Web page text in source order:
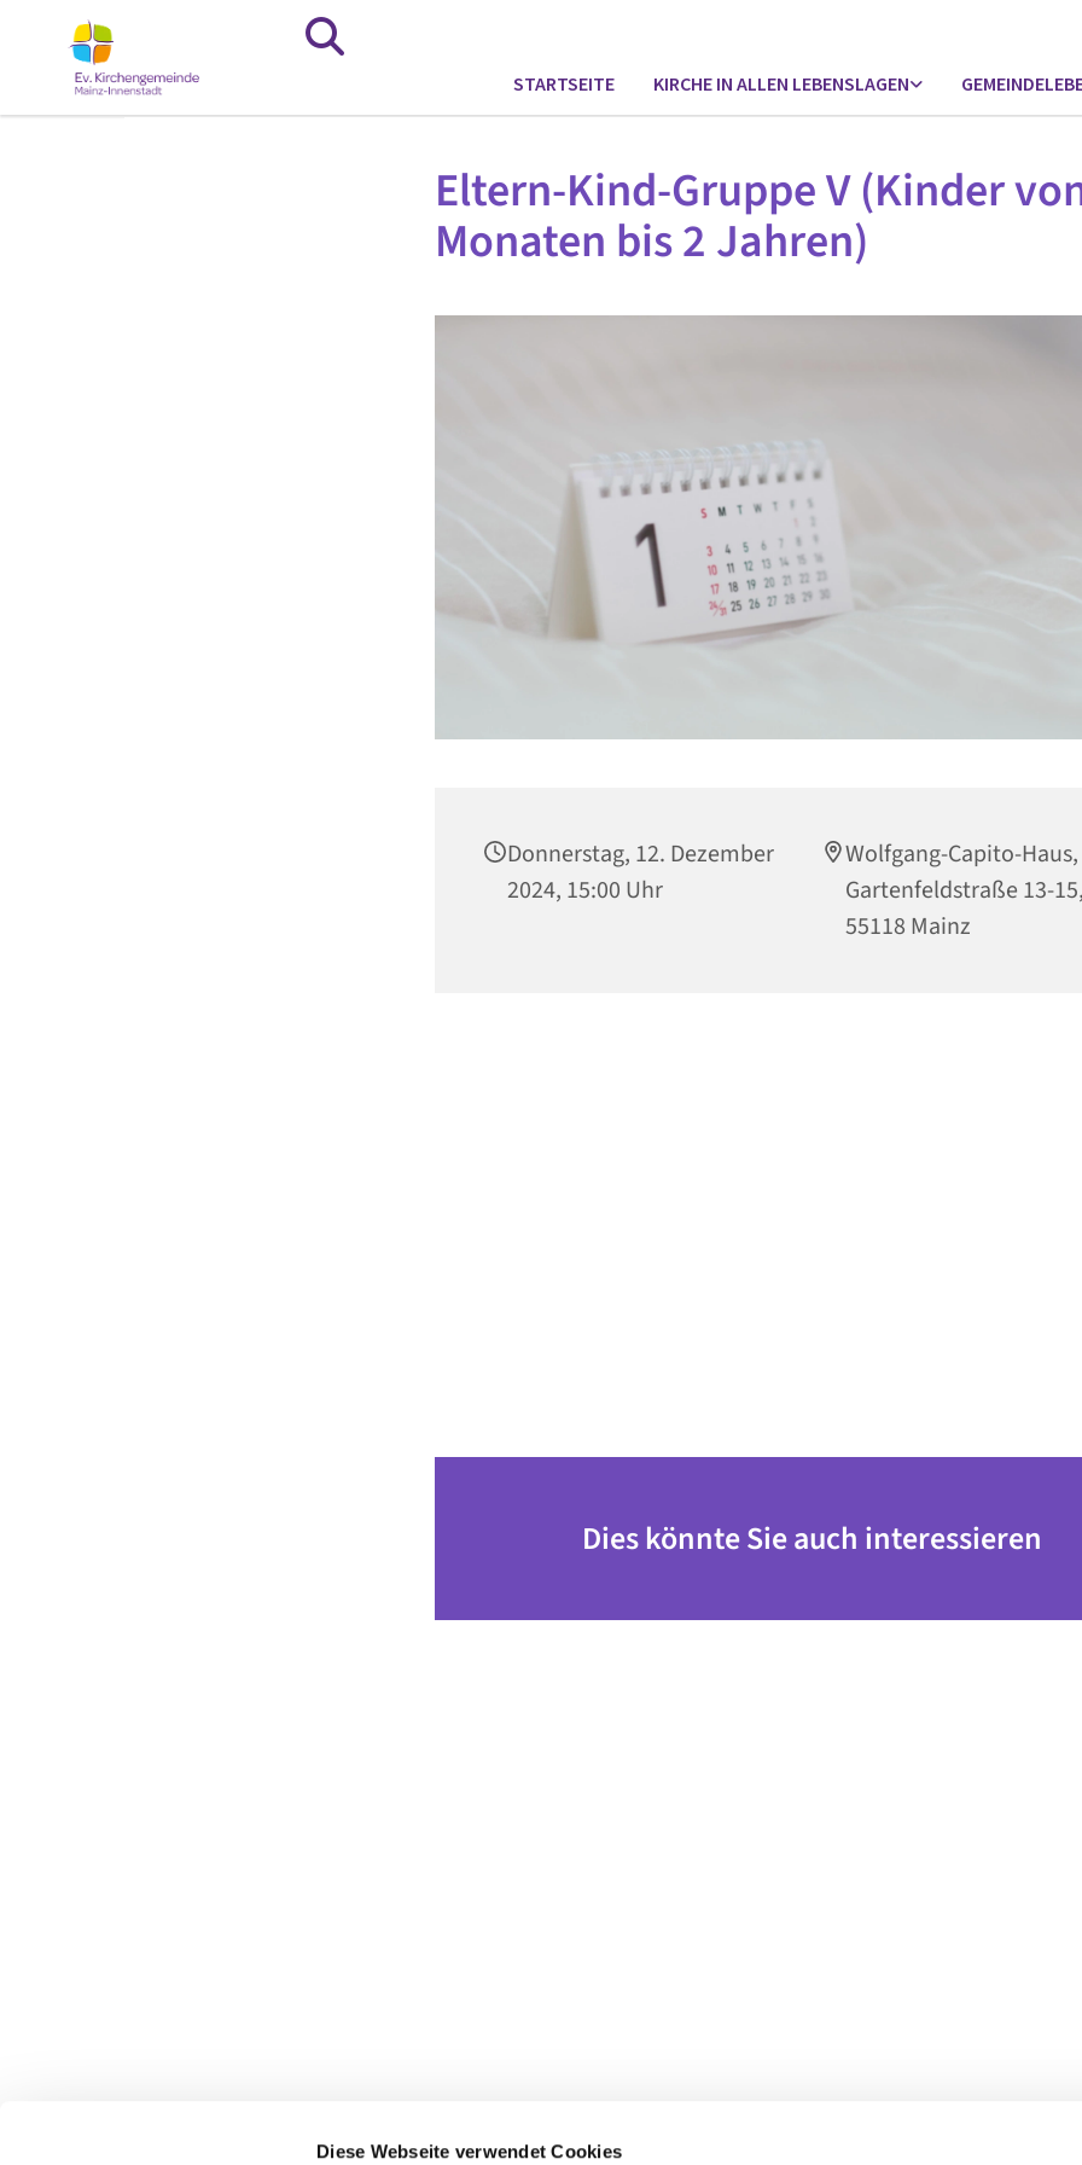
Diese Webseite verwendet Cookies
STARTSEITE KIRCHE IN ALLEN LEBENSLAGEN
Eltern-Kind-Gruppe V (Kinder
Monaten bis 2 Jahren)
Donnerstag, 12. Dezember
2024, 15:00 Uhr
Wolfgang-Capito-Haus,
Gartenfeldstraße 13-
55118 Mainz
Dies könnte Sie auch interessieren